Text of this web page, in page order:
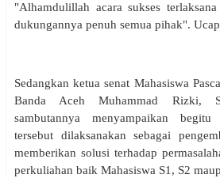
"Alhamdulillah acara sukses
dukungannya penuh semua pihak".
Sedangkan ketua senat Mahasiswa
Banda Aceh Muhammad Rizki,
sambutannya menyampaikan
tersebut dilaksanakan sebagai
memberikan solusi terhadap
perkuliahan baik Mahasiswa S1, S2